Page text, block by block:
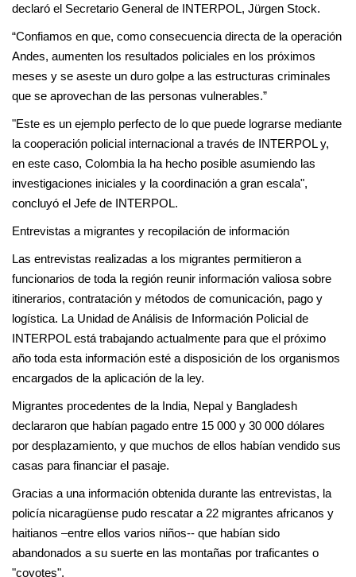
declaró el Secretario General de INTERPOL, Jürgen Stock.
“Confiamos en que, como consecuencia directa de la operación
Andes, aumenten los resultados policiales en los próximos
meses y se aseste un duro golpe a las estructuras criminales
que se aprovechan de las personas vulnerables.”
"Este es un ejemplo perfecto de lo que puede lograrse mediante
la cooperación policial internacional a través de INTERPOL y,
en este caso, Colombia la ha hecho posible asumiendo las
investigaciones iniciales y la coordinación a gran escala",
concluyó el Jefe de INTERPOL.
Entrevistas a migrantes y recopilación de información
Las entrevistas realizadas a los migrantes permitieron a
funcionarios de toda la región reunir información valiosa sobre
itinerarios, contratación y métodos de comunicación, pago y
logística. La Unidad de Análisis de Información Policial de
INTERPOL está trabajando actualmente para que el próximo
año toda esta información esté a disposición de los organismos
encargados de la aplicación de la ley.
Migrantes procedentes de la India, Nepal y Bangladesh
declararon que habían pagado entre 15 000 y 30 000 dólares
por desplazamiento, y que muchos de ellos habían vendido sus
casas para financiar el pasaje.
Gracias a una información obtenida durante las entrevistas, la
policía nicaragüense pudo rescatar a 22 migrantes africanos y
haitianos –entre ellos varios niños-- que habían sido
abandonados a su suerte en las montañas por traficantes o
"coyotes".